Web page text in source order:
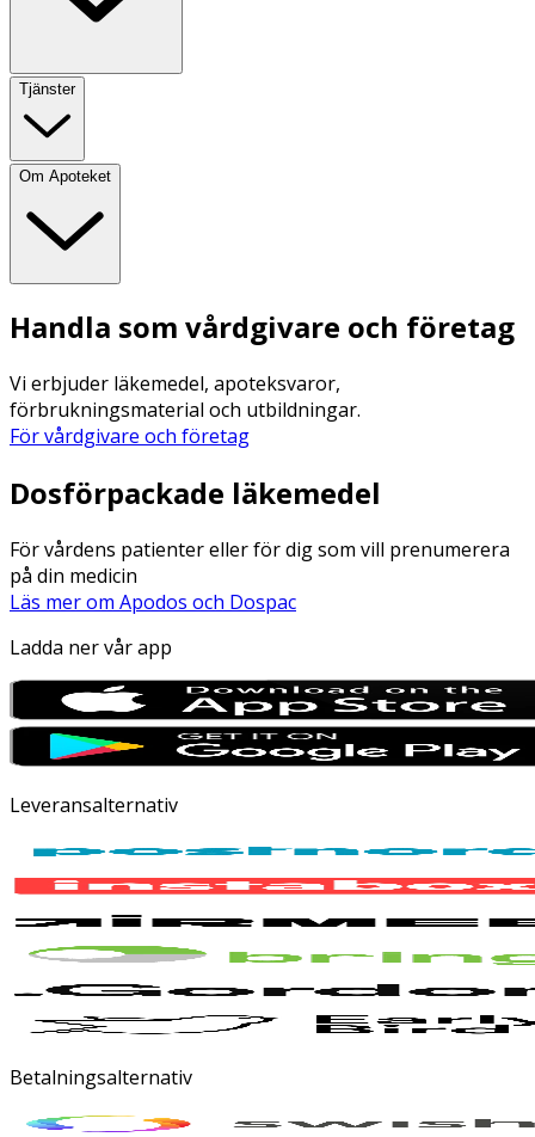
Tjänster
Om Apoteket
Handla som vårdgivare och företag
Vi erbjuder läkemedel, apoteksvaror,
förbrukningsmaterial och utbildningar.
För vårdgivare och företag
Dosförpackade läkemedel
För vårdens patienter eller för dig som vill prenumerera
på din medicin
Läs mer om Apodos och Dospac
Ladda ner vår app
Leveransalternativ
Betalningsalternativ